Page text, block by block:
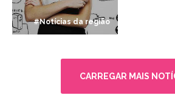
#Notícias da região
CARREGAR MAIS